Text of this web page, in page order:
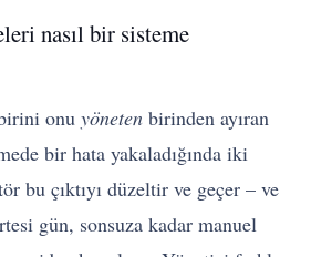
nasıl bir sisteme
onuyöneten birinden ayıran
bir hata yakaladığında iki
bu çıktıyı düzeltir ve geçer – ve
gün, sonsuza kadar manuel